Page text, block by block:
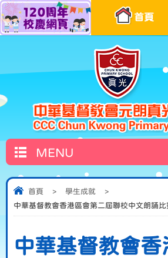
首頁
MENU
首頁 > 學生成就
>
中華基督教會香港區會第二屆聯校中文朗誦比
中華基督教會香